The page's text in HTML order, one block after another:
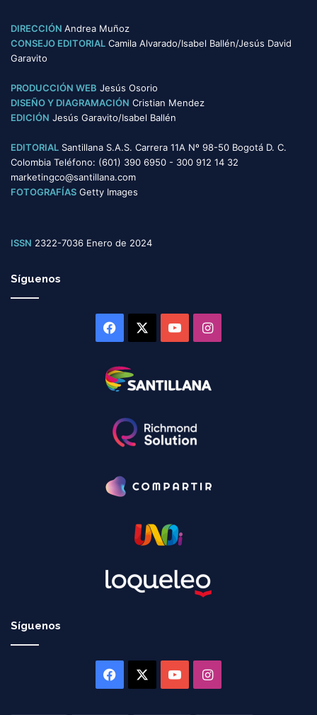
o
r
í
s
DIRECCIÓN Andrea Muñoz
CONSEJO EDITORIAL Camila Alvarado/Isabel Ballén/Jesús David
Garavito
PRODUCCIÓN WEB Jesús Osorio
DISEÑO Y DIAGRAMACIÓN Cristian Mendez
EDICIÓN Jesús Garavito/Isabel Ballén
EDITORIAL Santillana S.A.S. Carrera 11A Nº 98-50 Bogotá D. C.
Colombia Teléfono: (601) 390 6950 - 300 912 14 32
marketingco@santillana.com
FOTOGRAFÍAS Getty Images
ISSN 2322-7036 Enero de 2024
Síguenos
Facebook YouTubeInstagram
Síguenos
Facebook YouTubeInstagram